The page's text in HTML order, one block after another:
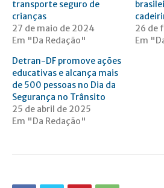
transporte seguro de
crianças
27 de maio de 2024
Em "Da Redação"
26 de
Em
Detran-DF promove ações
educativas e alcança mais
de 500 pessoas no Dia da
Segurança no Trânsito
25 de abril de 2025
Em "Da Redação"